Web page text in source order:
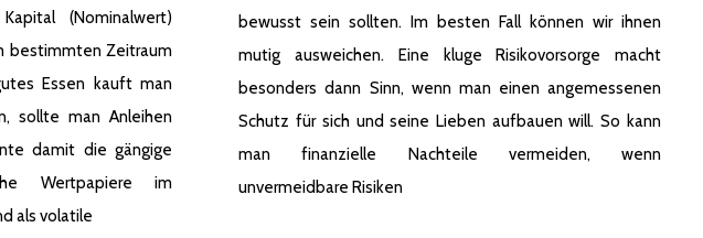
(Nominalwert)
bestimmten Zeitraum
Essen kauft man
sollte man Anleihen
damit die gängige
Wertpapiere im
als volatile
bewusst sein sollten. Im besten Fall können wir ihnen
mutig ausweichen. Eine kluge Risikovorsorge macht
besonders dann Sinn, wenn man einen angemessenen
Schutz für sich und seine Lieben aufbauen will. So kann
man finanzielle Nachteile vermeiden, wenn
unvermeidbare Risiken